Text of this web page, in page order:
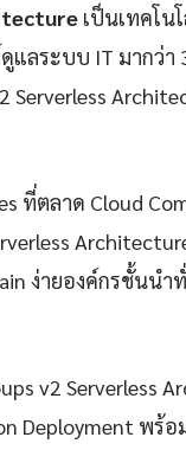
เป็นเทคโน
ลระบบ IT มากว่า
Serverless
ที่ตลาด Cloud
ง่ายองค์กรชั้นนำ
v2 Serverless
Deployment พร้